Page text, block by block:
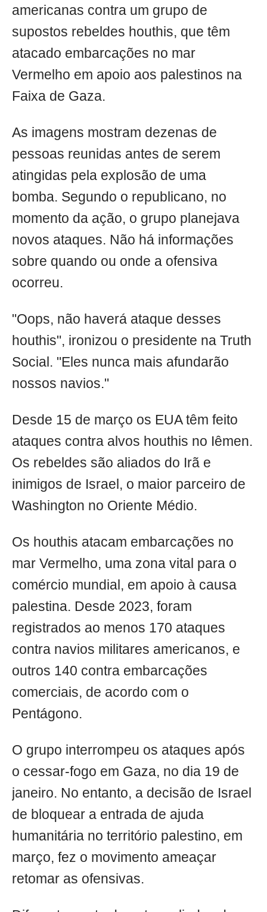
americanas contra um grupo de
supostos rebeldes houthis, que têm
atacado embarcações no mar
Vermelho em apoio aos palestinos na
Faixa de Gaza.
As imagens mostram dezenas de
pessoas reunidas antes de serem
atingidas pela explosão de uma
bomba. Segundo o republicano, no
momento da ação, o grupo planejava
novos ataques. Não há informações
sobre quando ou onde a ofensiva
ocorreu.
"Oops, não haverá ataque desses
houthis", ironizou o presidente na Truth
Social. "Eles nunca mais afundarão
nossos navios."
Desde 15 de março os EUA têm feito
ataques contra alvos houthis no Iêmen.
Os rebeldes são aliados do Irã e
inimigos de Israel, o maior parceiro de
Washington no Oriente Médio.
Os houthis atacam embarcações no
mar Vermelho, uma zona vital para o
comércio mundial, em apoio à causa
palestina. Desde 2023, foram
registrados ao menos 170 ataques
contra navios militares americanos, e
outros 140 contra embarcações
comerciais, de acordo com o
Pentágono.
O grupo interrompeu os ataques após
o cessar-fogo em Gaza, no dia 19 de
janeiro. No entanto, a decisão de Israel
de bloquear a entrada de ajuda
humanitária no território palestino, em
março, fez o movimento ameaçar
retomar as ofensivas.